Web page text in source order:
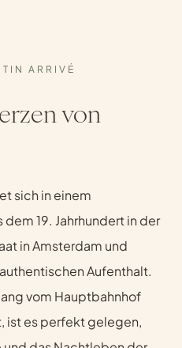
von
ARRIVÉ
sich in einem
19. Jahrhundert in der
in Amsterdam und
Aufenthalt.
vom Hauptbahnhof
ist es perfekt gelegen,